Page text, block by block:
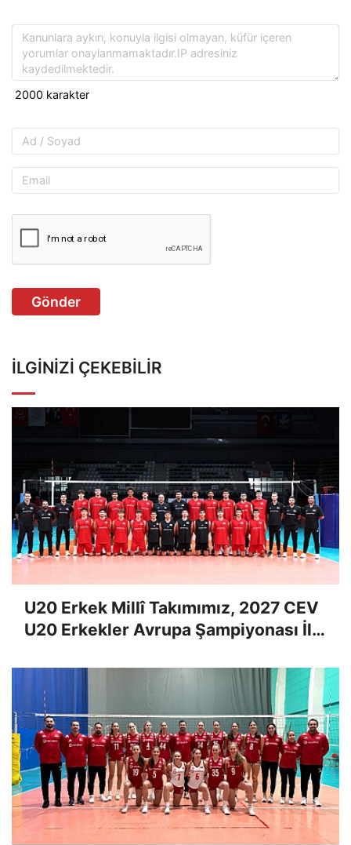
Gönder
İLGINIZI ÇEKEBILIR
U20 Erkek Millî Takımımız, 2027 CEV
U20 Erkekler Avrupa Şampiyonası İlk